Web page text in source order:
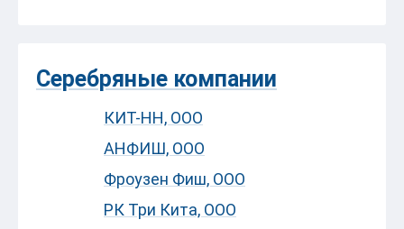
Серебряные компании
КИТ-НН, ООО
АНФИШ, ООО
Фроузен Фиш, ООО
РК Три Кита, ООО